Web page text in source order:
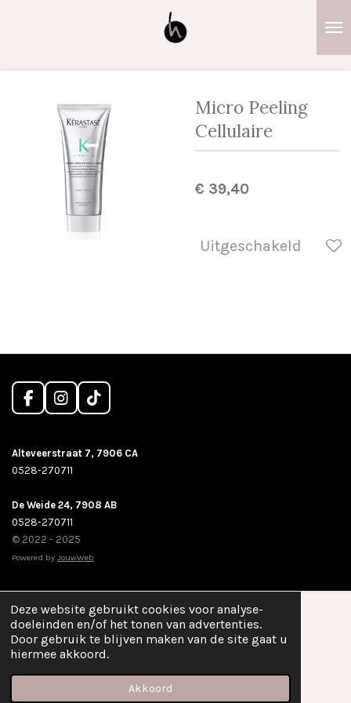
Deze website gebruikt cookies voor analyse-
doeleinden en/of het tonen van advertenties.
Door gebruik te blijven maken van de site gaat u
hiermee akkoord.
Akkoord
hoofdinhoud
Micro Peeling
Cellulaire
€ 39,40
Uitgeschakeld
F
a
e
b
o
k
I
n
t
a
g
a
m
T
i
T
Alteveerstraat 7, 7906 CA
0528-270711
De Weide 24, 7908 AB
0528-270711
© 2022 - 2025
Powered by JouwWeb